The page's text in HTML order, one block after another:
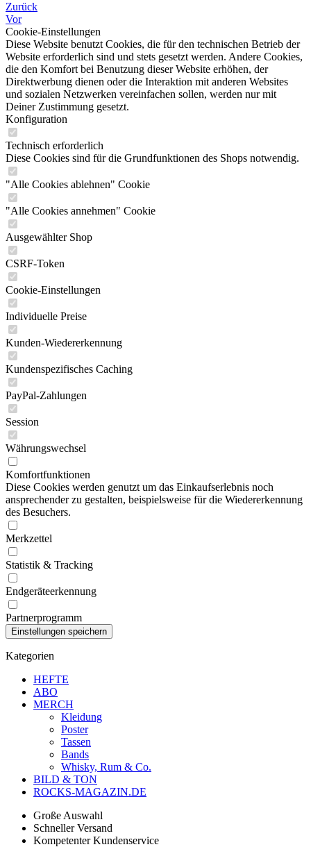
Zurück
Vor
Cookie-Einstellungen
Diese Website benutzt Cookies, die für den technischen Betrieb der
Website erforderlich sind und stets gesetzt werden. Andere Cookies,
die den Komfort bei Benutzung dieser Website erhöhen, der
Direktwerbung dienen oder die Interaktion mit anderen Websites
und sozialen Netzwerken vereinfachen sollen, werden nur mit
Deiner Zustimmung gesetzt.
Konfiguration
Technisch erforderlich
Diese Cookies sind für die Grundfunktionen des Shops notwendig.
"Alle Cookies ablehnen" Cookie
"Alle Cookies annehmen" Cookie
Ausgewählter Shop
CSRF-Token
Cookie-Einstellungen
Individuelle Preise
Kunden-Wiedererkennung
Kundenspezifisches Caching
PayPal-Zahlungen
Session
Währungswechsel
Komfortfunktionen
Diese Cookies werden genutzt um das Einkaufserlebnis noch
ansprechender zu gestalten, beispielsweise für die Wiedererkennung
des Besuchers.
Merkzettel
Statistik & Tracking
Endgeräteerkennung
Partnerprogramm
Kategorien
HEFTE
ABO
MERCH
Kleidung
Poster
Tassen
Bands
Whisky, Rum & Co.
BILD & TON
ROCKS-MAGAZIN.DE
Große Auswahl
Schneller Versand
Kompetenter Kundenservice